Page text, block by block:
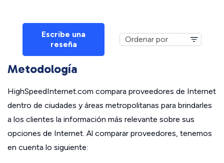
Escribe una
reseña
Metodología
HighSpeedInternet.com compara proveedores de Internet
dentro de ciudades y áreas metropolitanas para brindarles
a los clientes la información más relevante sobre sus
opciones de Internet. Al comparar proveedores, tenemos
en cuenta lo siguiente: